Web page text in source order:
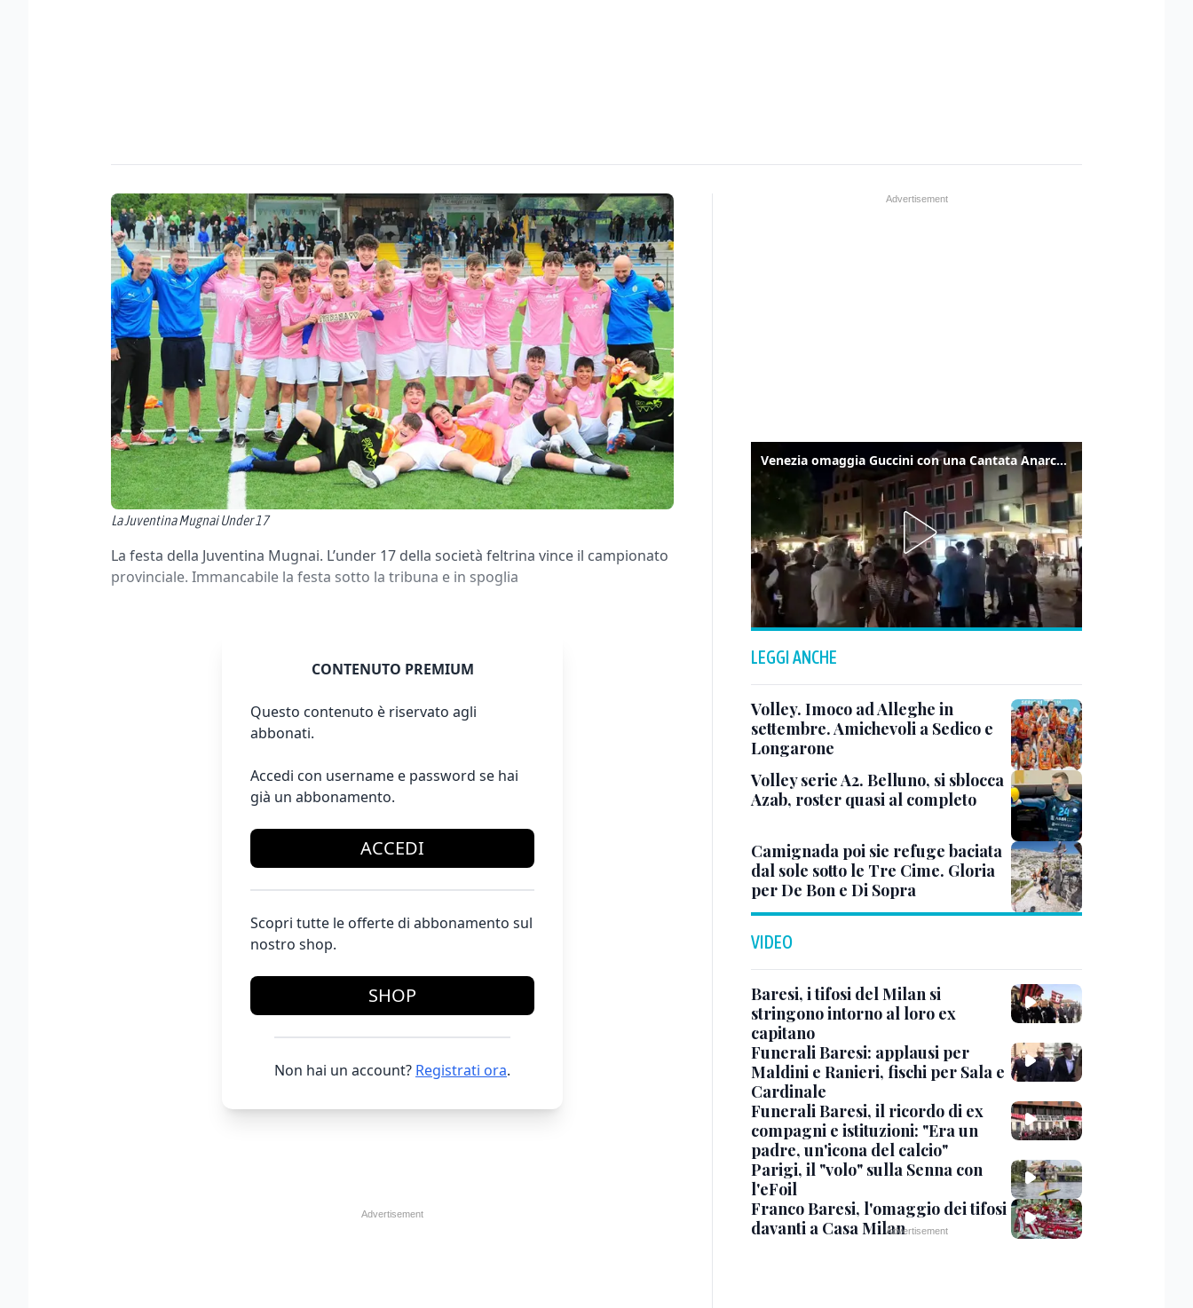
La Juventina Mugnai Under 17
La festa della Juventina Mugnai. L’under 17 della società feltrina vince il campionato
provinciale. Immancabile la festa sotto la tribuna e in spoglia
CONTENUTO PREMIUM
Questo contenuto è riservato agli
abbonati.
Accedi con username e password se hai
già un abbonamento.
ACCEDI
Scopri tutte le offerte di abbonamento sul
nostro shop.
SHOP
Non hai un account? Registrati ora.
Venezia omaggia Guccini con una Cantata Anarchica in campo Santa Margherita
LEGGI ANCHE
Volley. Imoco ad Alleghe in
settembre. Amichevoli a Sedico e
Longarone
Volley serie A2. Belluno, si sblocca
Azab, roster quasi al completo
Camignada poi sie refuge baciata
dal sole sotto le Tre Cime. Gloria
per De Bon e Di Sopra
VIDEO
Baresi, i tifosi del Milan si
stringono intorno al loro ex
capitano
Funerali Baresi: applausi per
Maldini e Ranieri, fischi per Sala e
Cardinale
Funerali Baresi, il ricordo di ex
compagni e istituzioni: "Era un
padre, un'icona del calcio"
Parigi, il "volo" sulla Senna con
l'eFoil
Franco Baresi, l'omaggio dei tifosi
davanti a Casa Milan